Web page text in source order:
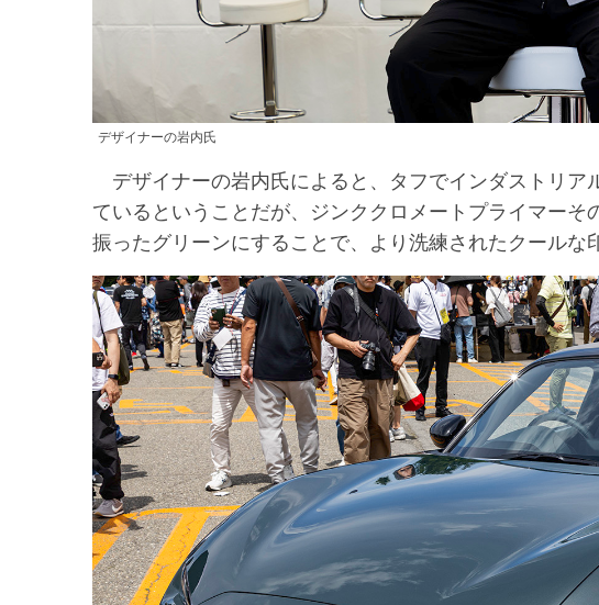
デザイナーの岩内氏
デザイナーの岩内氏によると、タフでインダストリア
ているということだが、ジンククロメートプライマー
振ったグリーンにすることで、より洗練されたクールな